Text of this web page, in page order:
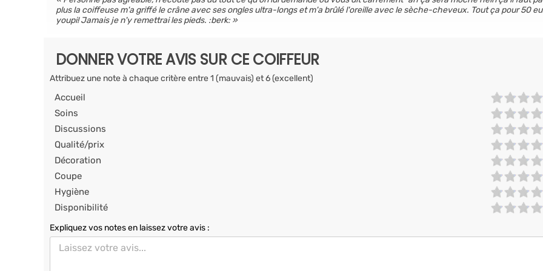
plus la coiffeuse m'a griffé le crâne avec ses ongles ultra-longs et m'a brûlé l'oreille avec le sèche-cheveux. Tout ça pour 50
youpi! Jamais je n'y remettrai les pieds. :berk:
DONNER VOTRE AVIS SUR CE COIFFEUR
Attribuez une note à chaque critère entre 1 (mauvais) et 6 (excellent)
Accueil
Soins
Discussions
Qualité/prix
Décoration
Coupe
Hygiène
Disponibilité
Expliquez vos notes en laissez votre avis :